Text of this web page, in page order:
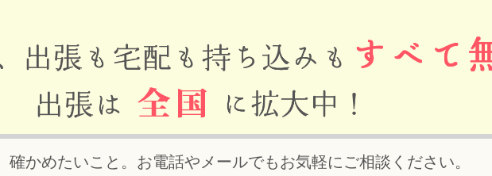
確かめたいこと。お電話やメールでもお気軽にご相談ください。